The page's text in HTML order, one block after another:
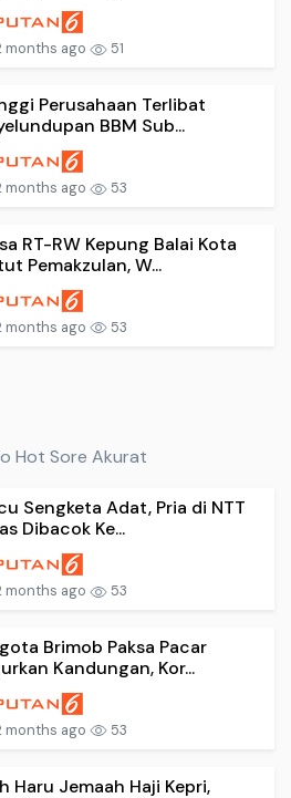
months ago 51
Perusahaan Terlibat
BBM Sub...
months ago 53
RT-RW Kepung Balai Kota
Pemakzulan, W...
months ago 53
Hot Sore Akurat
Sengketa Adat, Pria di NTT
Dibacok Ke...
months ago 53
Brimob Paksa Pacar
Kandungan, Kor...
months ago 53
Haru Jemaah Haji Kepri,